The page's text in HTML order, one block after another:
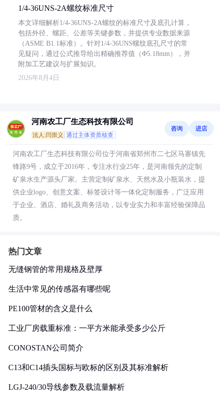
1/4-36UNS-2A螺纹标准尺寸
本文详细解析1/4-36UNS-2A螺纹的标准尺寸及底孔计算，
包括外径、螺距、公差等关键参数，并提供专业数据来源
（ASME B1.1标准）。针对1/4-36UNS螺纹底孔尺寸的常
见疑问，通过公式推导给出精确推荐值（Φ5.18mm），并
附加工艺建议与扩展知识。
2026年8月4日
河南农工厂生态科技有限公司
法人:闫崇义 通过主体资质核查
咨询 进店
河南农工厂生态科技有限公司位于河南省郑州市二七区马寨镇先
锋路9号，成立于2016年，专注水行业25年，是河南领先的定制
矿泉水生产源头厂家。主营定制矿泉水、天然水及小瓶装水，提
供企业logo、创意文案、标签设计等一体化定制服务，广泛应用
于企业、酒店、婚礼及商务活动，以专业实力和丰富经验保障品
质。
热门文章
无缝钢管的常用规格及壁厚
生活中常见的传感器有哪些呢
PE100管材的含义是什么
工业厂房载重标准：一平方米能承受多少公斤
CONOSTAN公司简介
C13和C14插头国标与欧标的区别及其标准解析
LGJ-240/30导线参数及载流量解析